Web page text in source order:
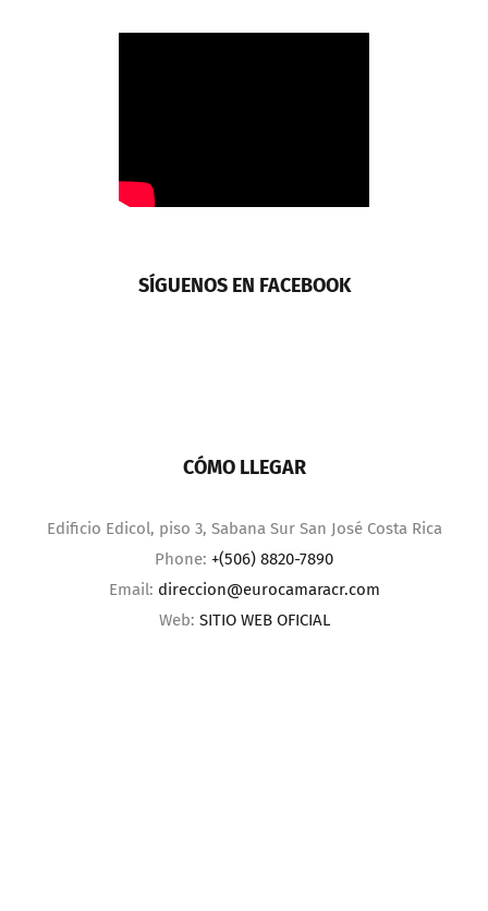
SÍGUENOS EN FACEBOOK
CÓMO LLEGAR
Edificio Edicol, piso 3, Sabana Sur San José Costa Rica
Phone: +(506) 8820-7890
Email: direccion@eurocamaracr.com
Web: SITIO WEB OFICIAL